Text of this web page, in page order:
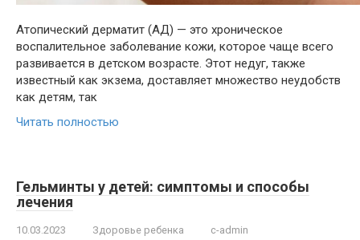
Атопический дерматит (АД) — это хроническое
воспалительное заболевание кожи, которое чаще всего
развивается в детском возрасте. Этот недуг, также
известный как экзема, доставляет множество неудобств
как детям, так
Читать полностью
Гельминты у детей: симптомы и способы
лечения
10.03.2023 Здоровье ребенка
c-admin